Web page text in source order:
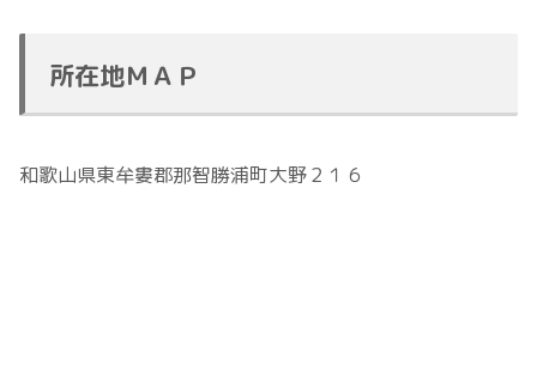
所在地ＭＡＰ
和歌山県東牟婁郡那智勝浦町大野２１６